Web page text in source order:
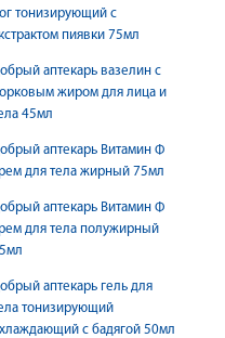
тонизирующий с
пиявки 75мл
аптекарь вазелин с
жиром для лица и
45мл
аптекарь Витамин Ф
для тела жирный 75мл
аптекарь Витамин Ф
для тела полужирный
аптекарь гель для
тонизирующий
с бадягой 50мл